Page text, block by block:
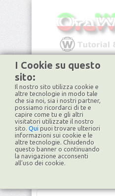
©2026ilMeteo.it
I Cookie su questo
sito:
Il nostro sito utilizza cookie e
altre tecnologie in modo tale
che sia noi, sia i nostri partner,
possiamo ricordarci di te e
capire come tu e gli altri
visitatori utilizzate il nostro
sito. Qui puoi trovare ulteriori
informazioni sui cookie e le
altre tecnologie. Chiudendo
questo banner o continuando
la navigazione acconsenti
all'uso dei cookie.